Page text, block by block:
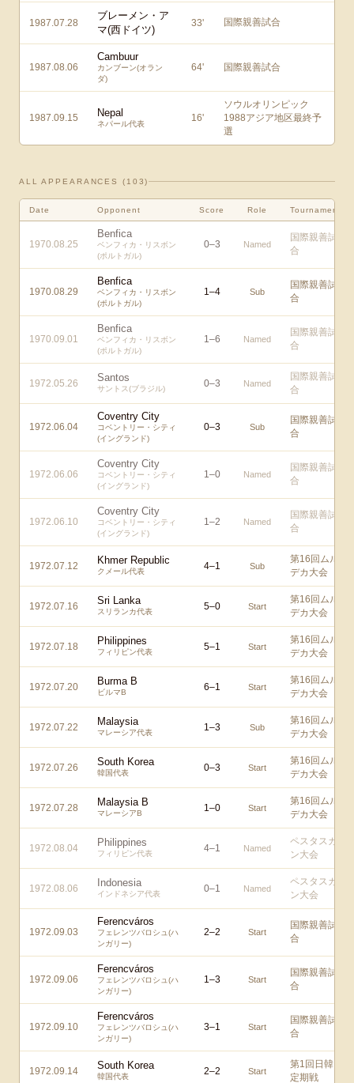
1987.07.28
ブレーメン・ア
マ(西ドイツ)
33' 国際親善試合
1987.08.06
Cambuur
カンブーン(オラン
ダ)
64' 国際親善試合
1987.09.15 Nepal
ネパール代表
16'
ソウルオリンピック
1988アジア地区最終予
選
ALL APPEARANCES ( 103)
Date Opponent Score Role Tournament
1970.08.25
Benfica
ベンフィカ・リスボン
(ポルトガル)
0–3 Named
国際親善試
合
1970.08.29
Benfica
ベンフィカ・リスボン
(ポルトガル)
1–4 Sub
国際親善試
合
1970.09.01
Benfica
ベンフィカ・リスボン
(ポルトガル)
1–6 Named
国際親善試
合
1972.05.26 Santos
サントス(ブラジル) 0–3 Named
国際親善試
合
1972.06.04
Coventry City
コベントリー・シティ
(イングランド)
0–3 Sub
国際親善試
合
1972.06.06
Coventry City
コベントリー・シティ
(イングランド)
1–0 Named
国際親善試
合
1972.06.10
Coventry City
コベントリー・シティ
(イングランド)
1–2 Named
国際親善試
合
1972.07.12 Khmer Republic
クメール代表 4–1 Sub
第16回ムル
デカ大会
1972.07.16 Sri Lanka
スリランカ代表 5–0 Start
第16回ムル
デカ大会
1972.07.18 Philippines
フィリピン代表 5–1 Start
第16回ムル
デカ大会
1972.07.20 Burma B
ビルマB 6–1 Start
第16回ムル
デカ大会
1972.07.22 Malaysia
マレーシア代表 1–3 Sub
第16回ムル
デカ大会
1972.07.26 South Korea
韓国代表 0–3 Start
第16回ムル
デカ大会
1972.07.28 Malaysia B
マレーシアB 1–0 Start
第16回ムル
デカ大会
1972.08.04 Philippines
フィリピン代表 4–1 Named
ペスタスカ
ン大会
1972.08.06 Indonesia
インドネシア代表 0–1 Named
ペスタスカ
ン大会
1972.09.03
Ferencváros
フェレンツバロシュ(ハ
ンガリー)
2–2 Start
国際親善試
合
1972.09.06
Ferencváros
フェレンツバロシュ(ハ
ンガリー)
1–3 Start
国際親善試
合
1972.09.10
Ferencváros
フェレンツバロシュ(ハ
ンガリー)
3–1 Start
国際親善試
合
1972.09.14 South Korea
韓国代表 2–2 Start
第1回日韓
定期戦